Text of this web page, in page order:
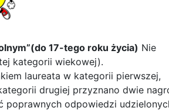
17-tego roku życia) Nie
kategorii wiekowej).
laureata w kategorii pierwszej,
drugiej przyznano dwie
poprawnych odpowiedzi